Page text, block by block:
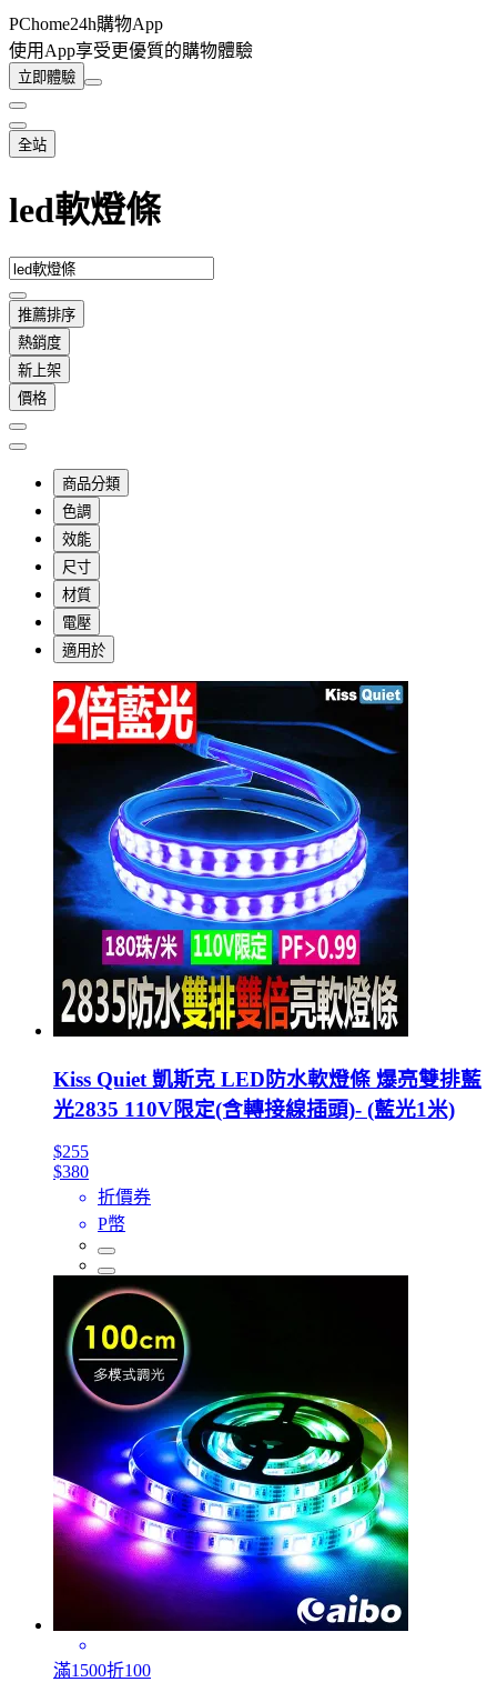
PChome24h購物App
使用App享受更優質的購物體驗
立即體驗
全站
led軟燈條
推薦排序
熱銷度
新上架
價格
商品分類
色調
效能
尺寸
材質
電壓
適用於
Kiss Quiet 凱斯克 LED防水軟燈條 爆亮雙排藍
光2835 110V限定(含轉接線插頭)- (藍光1米)
$255
$380
折價券
P幣
滿1500折100